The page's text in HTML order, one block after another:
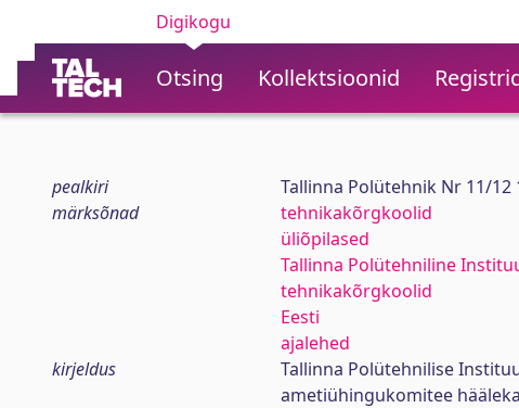
Digikogu
Otsing Kollektsioonid
pealkiri
Tallinna Polütehnik Nr 11/12
märksõnad
tehnikakõrgkoolid
üliõpilased
Tallinna Polütehniline
tehnikakõrgkoolid
Eesti
ajalehed
kirjeldus
Tallinna Polütehnilise
ametiühingukomitee